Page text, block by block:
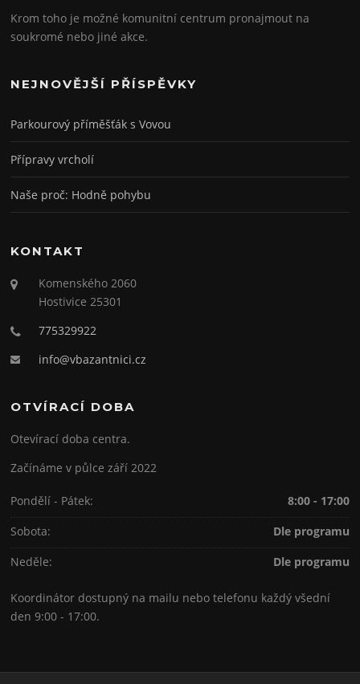
Krom toho je možné komunitní centrum pronajmout na
soukromé nebo jiné akce.
NEJNOVĚJŠÍ PŘÍSPĚVKY
Parkourový příměšťák s Vovou
Přípravy vrcholí
Naše proč: Hodně pohybu
KONTAKT
Komenského 2060
Hostivice 25301
775329922
info@vbazantnici.cz
OTVÍRACÍ DOBA
Otevírací doba centra.
Začínáme v půlce září 2022
Pondělí - Pátek:
8:00 - 17:00
Sobota:
Dle programu
Neděle:
Dle programu
Koordinátor dostupný na mailu nebo telefonu každý všední
den 9:00 - 17:00.